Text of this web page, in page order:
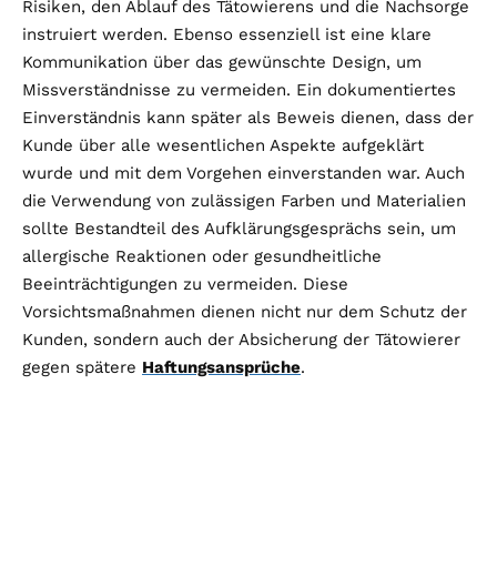
Risiken, den Ablauf des Tätowierens und die Nachsorge
instruiert werden. Ebenso essenziell ist eine klare
Kommunikation über das gewünschte Design, um
Missverständnisse zu vermeiden. Ein dokumentiertes
Einverständnis kann später als Beweis dienen, dass der
Kunde über alle wesentlichen Aspekte aufgeklärt
wurde und mit dem Vorgehen einverstanden war. Auch
die Verwendung von zulässigen Farben und Materialien
sollte Bestandteil des Aufklärungsgesprächs sein, um
allergische Reaktionen oder gesundheitliche
Beeinträchtigungen zu vermeiden​​​​​​. Diese
Vorsichtsmaßnahmen dienen nicht nur dem Schutz der
Kunden, sondern auch der Absicherung der Tätowierer
gegen spätere Haftungsansprüche.